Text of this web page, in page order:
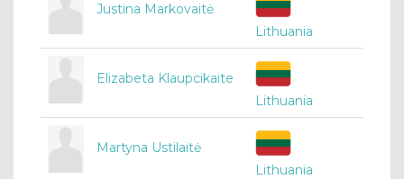
Justina Markovaitė
Lithuania
Elizabeta Klaupcikaite
Lithuania
Martyna Ustilaitė
Lithuania